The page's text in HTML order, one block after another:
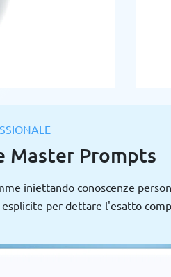
Master Prompts
iniettando conoscenze
per dettare l'esatto